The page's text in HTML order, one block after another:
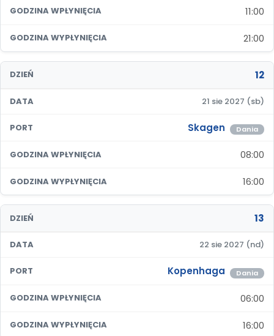
GODZINA WPŁYNIĘCIA 11:00
GODZINA WYPŁYNIĘCIA 21:00
DZIEŃ 12
DATA 21 sie 2027 (sb)
PORT Skagen Dania
GODZINA WPŁYNIĘCIA 08:00
GODZINA WYPŁYNIĘCIA 16:00
DZIEŃ 13
DATA 22 sie 2027 (nd)
PORT Kopenhaga Dania
GODZINA WPŁYNIĘCIA 06:00
GODZINA WYPŁYNIĘCIA 16:00